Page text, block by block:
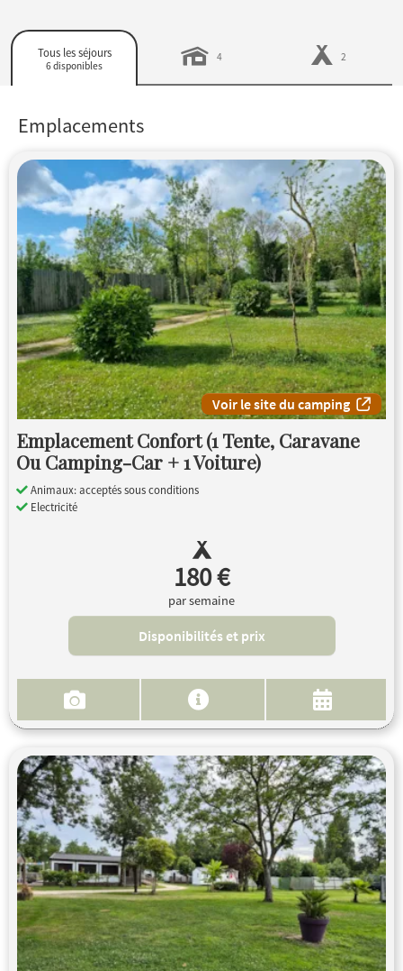
Tous les séjours
6 disponibles
4 2
Emplacements
Voir le site du camping
Emplacement Confort (1 Tente, Caravane
Ou Camping-Car + 1 Voiture)
Animaux: acceptés sous conditions
Electricité
180 €
par semaine
Disponibilités et prix